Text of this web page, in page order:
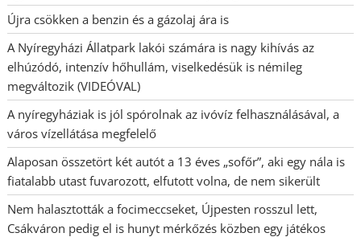
Újra csökken a benzin és a gázolaj ára is
A Nyíregyházi Állatpark lakói számára is nagy kihívás az
elhúzódó, intenzív hőhullám, viselkedésük is némileg
megváltozik (VIDEÓVAL)
A nyíregyháziak is jól spórolnak az ivóvíz felhasználásával, a
város vízellátása megfelelő
Alaposan összetört két autót a 13 éves „sofőr”, aki egy nála is
fiatalabb utast fuvarozott, elfutott volna, de nem sikerült
Nem halasztották a focimeccseket, Újpesten rosszul lett,
Csákváron pedig el is hunyt mérkőzés közben egy játékos